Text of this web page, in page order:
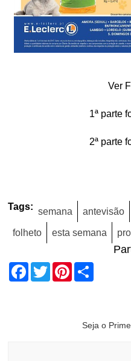
Ver
1ª parte
2ª parte
Tags: semana antevisão
folheto esta semana
Facebook
TwitterPinterest
Seja o